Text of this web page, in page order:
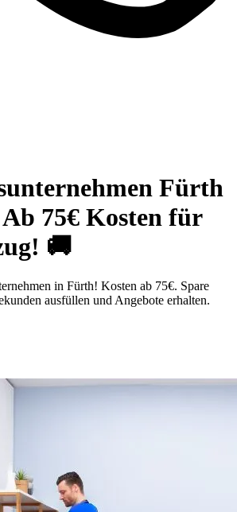
Fürth
75€ Kosten für
🚚
in Fürth! Kosten ab 75€. Spare
ausfüllen und Angebote erhalten.